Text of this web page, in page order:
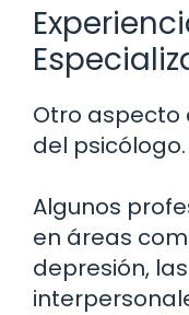
Otro aspecto
del psicólogo.
Algunos
en áreas
depresión,